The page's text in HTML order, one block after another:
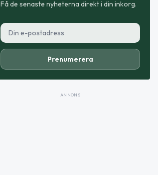
Få de senaste nyheterna direkt i din inkorg.
Prenumerera
ANNONS